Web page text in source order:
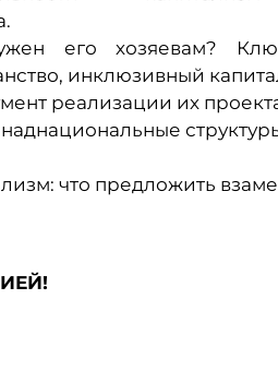
его хозяевам?
инклюзивный
реализации их
что предложить